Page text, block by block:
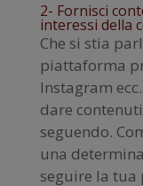
2- Fornisci
interessi della
Che si stia
piattaforma
Instagram
dare
seguendo.
una
seguire la tua